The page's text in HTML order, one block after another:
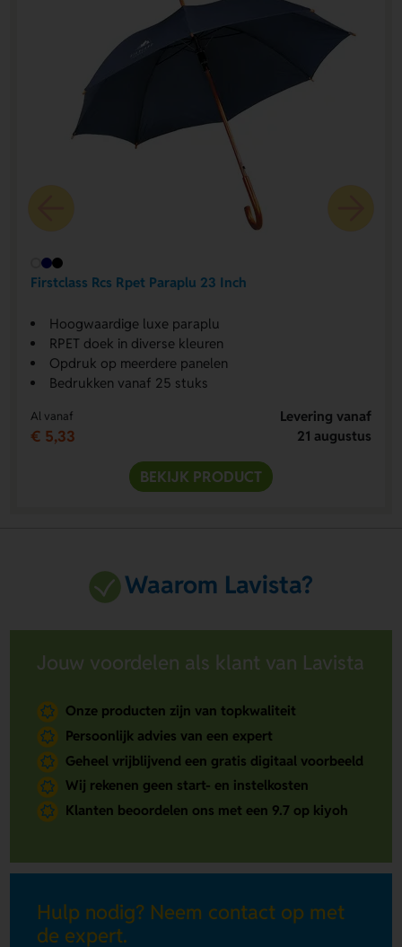
Firstclass Rcs Rpet Paraplu 23 Inch
Hoogwaardige luxe paraplu
RPET doek in diverse kleuren
Opdruk op meerdere panelen
Bedrukken vanaf 25 stuks
Al vanaf
€ 5,33
Levering vanaf
21 augustus
BEKIJK PRODUCT
Waarom Lavista?
Jouw voordelen als klant van Lavista
Onze producten zijn van topkwaliteit
Persoonlijk advies van een expert
Geheel vrijblijvend een gratis digitaal voorbeeld
Wij rekenen geen start- en instelkosten
Klanten beoordelen ons met een 9.7 op kiyoh
Hulp nodig? Neem contact op met
de expert.